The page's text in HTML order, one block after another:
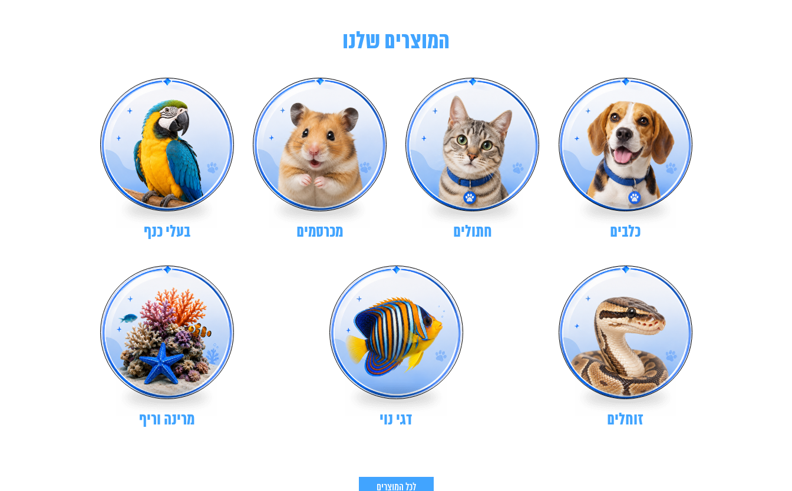
המוצרים שלנו
כלבים חתולים מכרסמים בעלי כנף
זוחלים דגי נוי מרינה וריף
לכל המוצרים